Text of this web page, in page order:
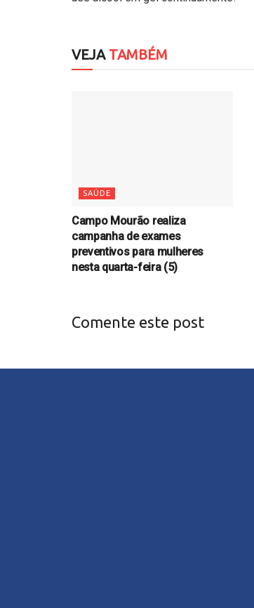
VEJATAMBÉM
SAÚDE
Campo Mourão realiza
campanha de exames
preventivos para mulheres
nesta quarta-feira (5)
Comente este post